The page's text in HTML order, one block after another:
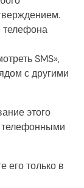
телефона
SMS»,
с другими
этого
телефонными
его только в